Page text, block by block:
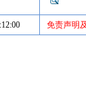
免责声明